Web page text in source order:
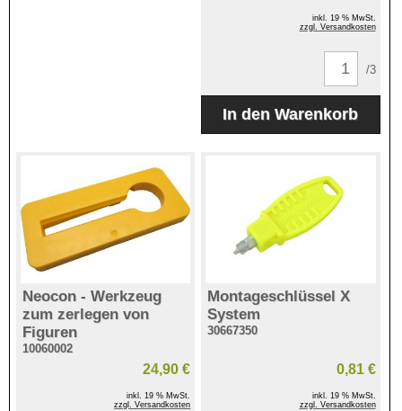
inkl. 19 % MwSt.
zzgl. Versandkosten
/3
Neocon - Werkzeug
zum zerlegen von
Figuren
10060002
24,90 €
inkl. 19 % MwSt.
zzgl. Versandkosten
Montageschlüssel X
System
30667350
0,81 €
inkl. 19 % MwSt.
zzgl. Versandkosten